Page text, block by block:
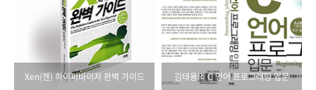
Xen(젠) 하이퍼바이저 완벽 가이드 김태용의 C 언어 프로그래밍 입문